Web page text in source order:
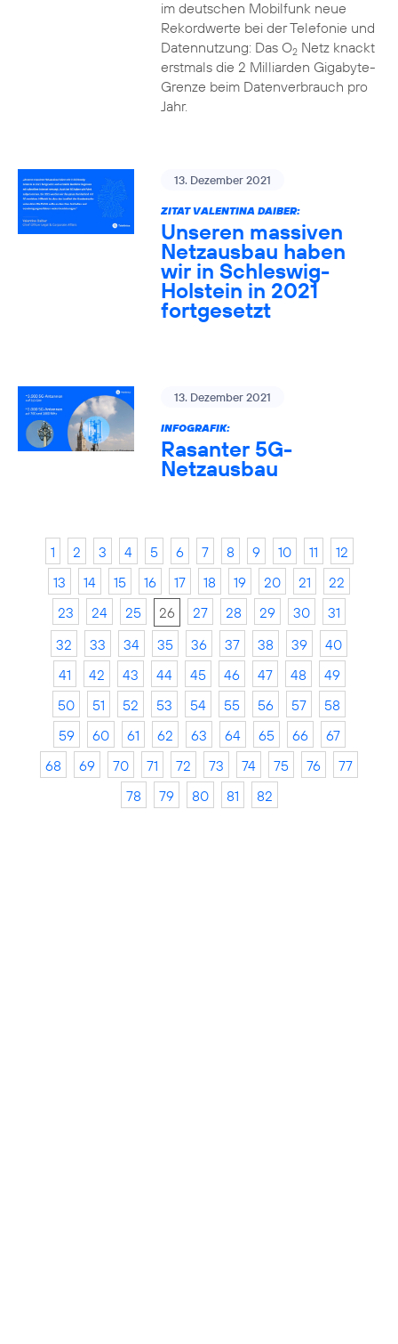
im deutschen Mobilfunk neue
Rekordwerte bei der Telefonie und
Datennutzung: Das O2Netz knackt
erstmals die 2 Milliarden Gigabyte-
Grenze beim Datenverbrauch pro
Jahr.
13. Dezember 2021
ZITAT VALENTINA DAIBER:
Unseren massiven
Netzausbau haben
wir in Schleswig-
Holstein in 2021
fortgesetzt
13. Dezember 2021
INFOGRAFIK:
Rasanter 5G-
Netzausbau
1 2 3 4 5 6 7 8 9 10 11
12
13
14 15 16 17 18 19 20 21
22
23
24 25 26 27 28 29 30
31
32
33 34 35 36 37 38 39
40
41
42 43 44 45 46 47 48
49
50
51 52 53 54 55 56 57
58
59
60 61 62 63 64 65 66
67
68
69 70 71 72 73 74 75 76
77
78
79 80 81 82